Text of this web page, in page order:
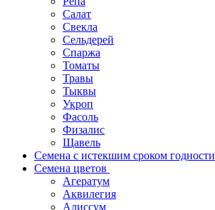
Салат
Свекла
Сельдерей
Спаржа
Томаты
Травы
Тыквы
Укроп
Фасоль
Физалис
Щавель
Семена с истекшим сроком годности
Семена цветов
Агератум
Аквилегия
Алиссум